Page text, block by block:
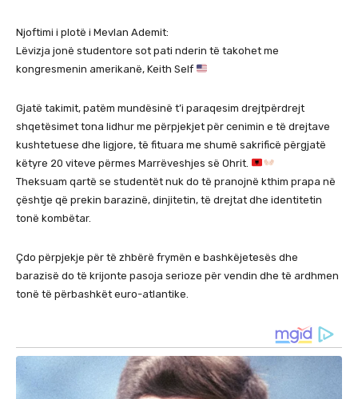
Njoftimi i plotë i Mevlan Ademit:
Lëvizja jonë studentore sot pati nderin të takohet me
kongresmenin amerikanë, Keith Self
Gjatë takimit, patëm mundësinë t’i paraqesim drejtpërdrejt
shqetësimet tona lidhur me përpjekjet për cenimin e të drejtave
kushtetuese dhe ligjore, të fituara me shumë sakrificë përgjatë
këtyre 20 viteve përmes Marrëveshjes së Ohrit.
Theksuam qartë se studentët nuk do të pranojnë kthim prapa në
çështje që prekin barazinë, dinjitetin, të drejtat dhe identitetin
tonë kombëtar.
Çdo përpjekje për të zhbërë frymën e bashkëjetesës dhe
barazisë do të krijonte pasoja serioze për vendin dhe të ardhmen
tonë të përbashkët euro-atlantike.